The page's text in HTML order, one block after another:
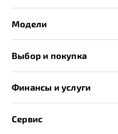
Модели
X70
Выбор и покупка
Спецпредложения и Акции
Записаться на тест-драйв
Финансы и услуги
Трейд-ин
Сервис